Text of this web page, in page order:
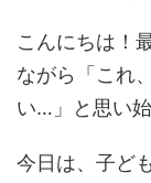
こんにちは！
ながら「これ
い…」と思い
今日は、子ど